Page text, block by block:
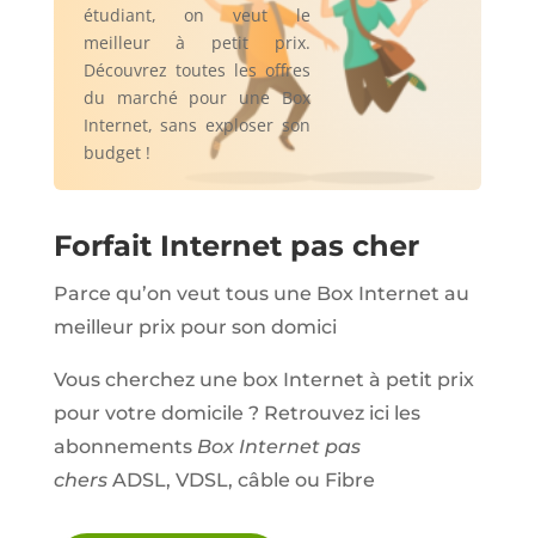
étudiant, on veut le
meilleur à petit prix.
Découvrez toutes les offres
du marché pour une Box
Internet, sans exploser son
budget !
Forfait Internet pas cher
Parce qu’on veut tous une Box Internet au
meilleur prix pour son domici
Vous cherchez une box Internet à petit prix
pour votre domicile ? Retrouvez ici les
abonnements Box Internet pas
chersADSL, VDSL, câble ou Fibre